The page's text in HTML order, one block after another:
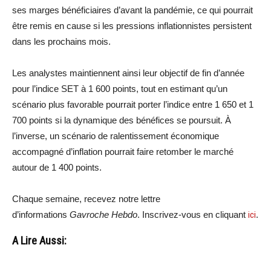
ses marges bénéficiaires d’avant la pandémie, ce qui pourrait
être remis en cause si les pressions inflationnistes persistent
dans les prochains mois.
Les analystes maintiennent ainsi leur objectif de fin d’année
pour l’indice SET à 1 600 points, tout en estimant qu’un
scénario plus favorable pourrait porter l’indice entre 1 650 et 1
700 points si la dynamique des bénéfices se poursuit. À
l’inverse, un scénario de ralentissement économique
accompagné d’inflation pourrait faire retomber le marché
autour de 1 400 points.
Chaque semaine, recevez notre lettre
d’informations Gavroche Hebdo. Inscrivez-vous en cliquant ici.
A Lire Aussi: